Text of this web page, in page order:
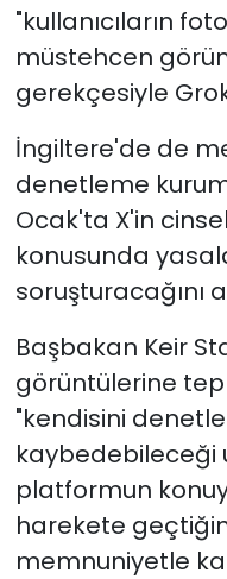
"kullanıcıların
müstehcen
gerekçesiyle
İngiltere'de de
denetleme
Ocak'ta X'in
konusunda
soruşturacağını
Başbakan Keir
görüntülerine
"kendisini
kaybedebileceği
platformun
harekete
memnuniyetle